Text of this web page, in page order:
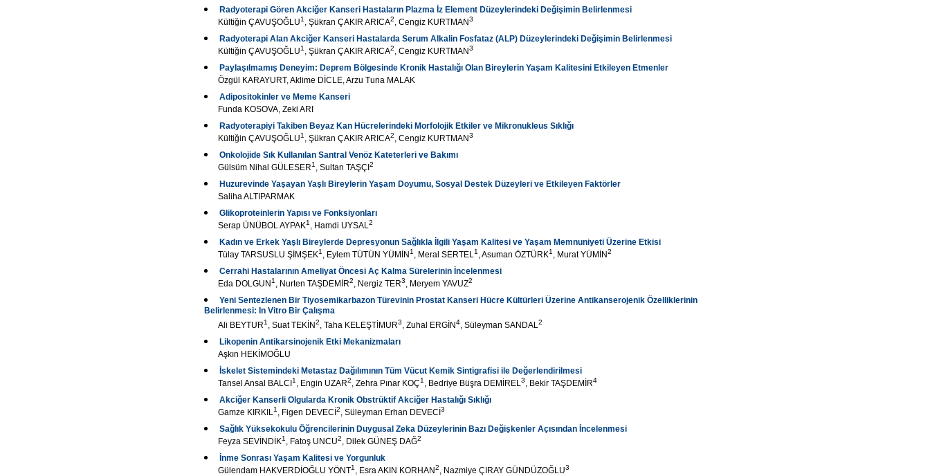
Radyoterapi Gören Akciğer Kanseri Hastaların Plazma İz Element Düzeylerindeki Değişimin Belirlenmesi
Kültiğin ÇAVUŞOĞLU1 , Şükran ÇAKIR ARICA2, Cengiz KURTMAN3
Radyoterapi Alan Akciğer Kanseri Hastalarda Serum Alkalin Fosfataz (ALP) Düzeylerindeki Değişimin Belirlenmesi
Kültiğin ÇAVUŞOĞLU1 , Şükran ÇAKIR ARICA2, Cengiz KURTMAN3
Paylaşılmamış Deneyim: Deprem Bölgesinde Kronik Hastalığı Olan Bireylerin Yaşam Kalitesini Etkileyen Etmenler
Özgül KARAYURT, Aklime DİCLE, Arzu Tuna MALAK
Adipositokinler ve Meme Kanseri
Funda KOSOVA, Zeki ARI
Radyoterapiyi Takiben Beyaz Kan Hücrelerindeki Morfolojik Etkiler ve Mikronukleus Sıklığı
Kültiğin ÇAVUŞOĞLU1 , Şükran ÇAKIR ARICA2, Cengiz KURTMAN3
Onkolojide Sık Kullanılan Santral Venöz Kateterleri ve Bakımı
Gülsüm Nihal GÜLESER1 , Sultan TAŞÇI 2
Huzurevinde Yaşayan Yaşlı Bireylerin Yaşam Doyumu, Sosyal Destek Düzeyleri ve Etkileyen Faktörler
Saliha ALTIPARMAK
Glikoproteinlerin Yapısı ve Fonksiyonları
Serap ÜNÜBOL AYPAK1 , Hamdi UYSAL2
Kadın ve Erkek Yaşlı Bireylerde Depresyonun Sağlıkla İlgili Yaşam Kalitesi ve Yaşam Memnuniyeti Üzerine Etkisi
Tülay TARSUSLU ŞİMŞEK1 , Eylem TÜTÜN YÜMİN 1 , Meral SERTEL1 , Asuman ÖZTÜRK1 , Murat YÜMİN2
Cerrahi Hastalarının Ameliyat Öncesi Aç Kalma Sürelerinin İncelenmesi
Eda DOLGUN 1 , Nurten TAŞDEMİR2, Nergiz TER3, Meryem YAVUZ2
Yeni Sentezlenen Bir Tiyosemikarbazon Türevinin Prostat Kanseri Hücre Kültürleri Üzerine Antikanserojenik Özelliklerinin
Belirlenmesi: In Vitro Bir Çalışma
Ali BEYTUR1 , Suat TEKİN2, Taha KELEŞTİMUR3, Zuhal ERGİN4, Süleyman SANDAL2
Likopenin Antikarsinojenik Etki Mekanizmaları
Aşkın HEKİMOĞLU
İskelet Sistemindeki Metastaz Dağılımının Tüm Vücut Kemik Sintigrafisi ile Değerlendirilmesi
Tansel Ansal BALCI 1 , Engin UZAR2, Zehra Pınar KOÇ1 , Bedriye Büşra DEMİREL3, Bekir TAŞDEMİR4
Akciğer Kanserli Olgularda Kronik Obstrüktif Akciğer Hastalığı Sıklığı
Gamze KIRKIL1 , Figen DEVECİ 2, Süleyman Erhan DEVECİ 3
Sağlık Yüksekokulu Öğrencilerinin Duygusal Zeka Düzeylerinin Bazı Değişkenler Açısından İncelenmesi
Feyza SEVİNDİK1 , Fatoş UNCU2, Dilek GÜNEŞ DAĞ2
İnme Sonrası Yaşam Kalitesi ve Yorgunluk
Gülendam HAKVERDİOĞLU YÖNT1 , Esra AKIN KORHAN2, Nazmiye ÇIRAY GÜNDÜZOĞLU3